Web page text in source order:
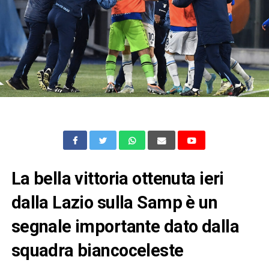
La bella vittoria ottenuta ieri
dalla Lazio sulla Samp è un
segnale importante dato dalla
squadra biancoceleste